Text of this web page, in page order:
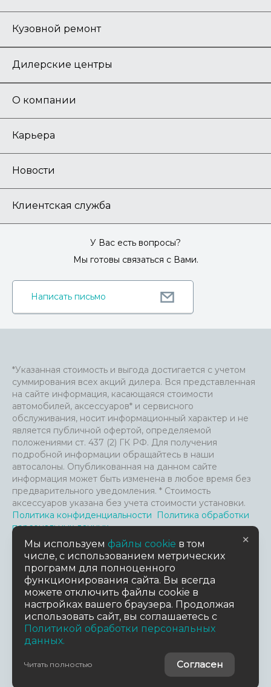
Кузовной ремонт
Дилерские центры
О компании
Карьера
Новости
Клиентская служба
У Вас есть вопросы?
Мы готовы связаться с Вами.
Написать письмо
*Указанная стоимость и выгода достигается с учетом
суммирования всех акций дилера. Вся представленная
на сайте информация, касающаяся стоимости
автомобилей, аксессуаров* и сервисного
обслуживания, носит информационный характер и не
является публичной офертой, определяемой
положениями ст. 437 (2) ГК РФ. Для получения
подробной информации обращайтесь в наши
автосалоны. Опубликованная на данном сайте
информация может быть изменена в любое время без
предварительного уведомления. * Стоимость
аксессуаров указана без учета стоимости установки.
Политика конфиденциальности
Политика обработки
персональных данных
Файлы Cookie и анализ посещения сайта
Пользовательское соглашение
Согласие на обработку персональных данных
на предоставление данных третьим лицам
Работает на технологияхTradeDealer.ru
Дизайн сайта
MuhinaDesign
Мы используем файлы cookie в том
числе, с использованием метрических
программ для полноценного
функционирования сайта. Вы всегда
можете отключить файлы cookie в
настройках вашего браузера. Продолжая
использовать сайт, вы соглашаетесь с
Политикой обработки персональных
данных.
Читать полностью Согласен
×